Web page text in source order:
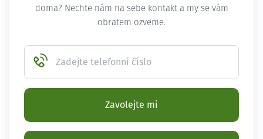
doma? Nechte nám na sebe kontakt a my se vám
obratem ozveme.
Zadejte telefonní číslo
Zavolejte mi